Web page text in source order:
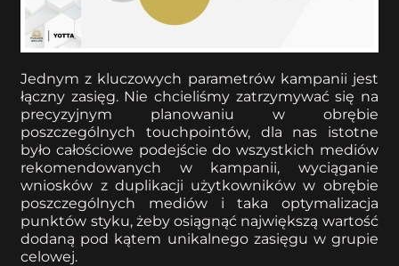
Jednym z kluczowych parametrów kampanii jest
łączny zasięg. Nie chcieliśmy zatrzymywać się na
precyzyjnym planowaniu w obrębie
poszczególnych touchpointów, dla nas istotne
było całościowe podejście do wszystkich mediów
rekomendowanych w kampanii, wyciąganie
wniosków z duplikacji użytkowników w obrębie
poszczególnych mediów i taka optymalizacja
punktów styku, żeby osiągnąć największą wartość
dodaną pod kątem unikalnego zasięgu w grupie
celowej.